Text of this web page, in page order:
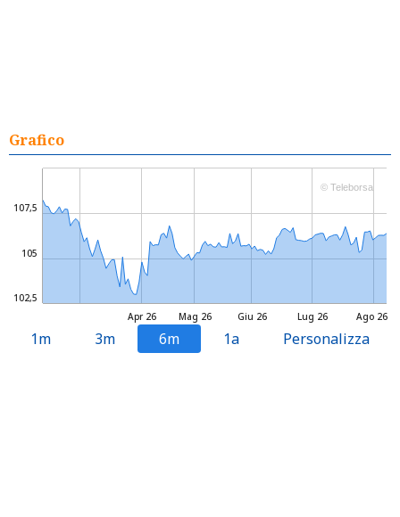
Grafico
Mag 26 Lug 26
Apr 26 Giu 26 Ago 26
102,5
105
107,5
© Teleborsa
1m 3m 6m 1a Personalizza